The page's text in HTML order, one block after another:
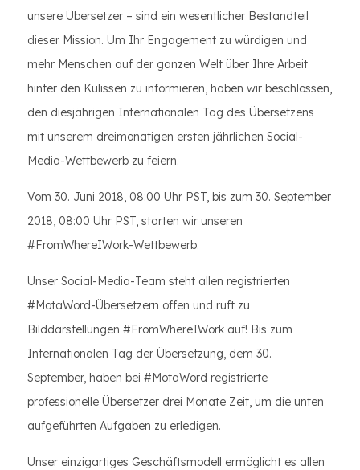
unsere Übersetzer – sind ein wesentlicher Bestandteil
dieser Mission. Um Ihr Engagement zu würdigen und
mehr Menschen auf der ganzen Welt über Ihre Arbeit
hinter den Kulissen zu informieren, haben wir beschlossen,
den diesjährigen Internationalen Tag des Übersetzens
mit unserem dreimonatigen ersten jährlichen Social-
Media-Wettbewerb zu feiern.
Vom 30. Juni 2018, 08:00 Uhr PST, bis zum 30. September
2018, 08:00 Uhr PST, starten wir unseren
#FromWhereIWork-Wettbewerb.
Unser Social-Media-Team steht allen registrierten
#MotaWord-Übersetzern offen und ruft zu
Bilddarstellungen #FromWhereIWork auf! Bis zum
Internationalen Tag der Übersetzung, dem 30.
September, haben bei #MotaWord registrierte
professionelle Übersetzer drei Monate Zeit, um die unten
aufgeführten Aufgaben zu erledigen.
Unser einzigartiges Geschäftsmodell ermöglicht es allen